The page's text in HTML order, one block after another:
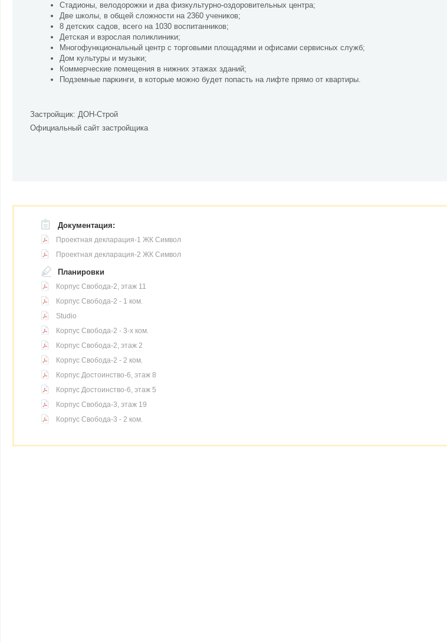
Стадионы, велодорожки и два физкультурно-оздоровительных центра;
Две школы, в общей сложности на 2360 учеников;
8 детских садов, всего на 1030 воспитанников;
Детская и взрослая поликлиники;
Многофункциональный центр с торговыми площадями и офисами сервисных служб;
Дом культуры и музыки;
Коммерческие помещения в нижних этажах зданий;
Подземные паркинги, в которые можно будет попасть на лифте прямо от квартиры.
Застройщик: ДОН-Строй
Официальный сайт застройщика
Документация:
Проектная декларация-1 ЖК Символ
Проектная декларация-2 ЖК Символ
Планировки
Корпус Свобода-2, этаж 11
Корпус Свобода-2 - 1 ком.
Studio
Корпус Свобода-2 - 3-х ком.
Корпус Свобода-2, этаж 2
Корпус Свобода-2 - 2 ком.
Корпус Достоинство-6, этаж 8
Корпус Достоинство-6, этаж 5
Корпус Свобода-3, этаж 19
Корпус Свобода-3 - 2 ком.